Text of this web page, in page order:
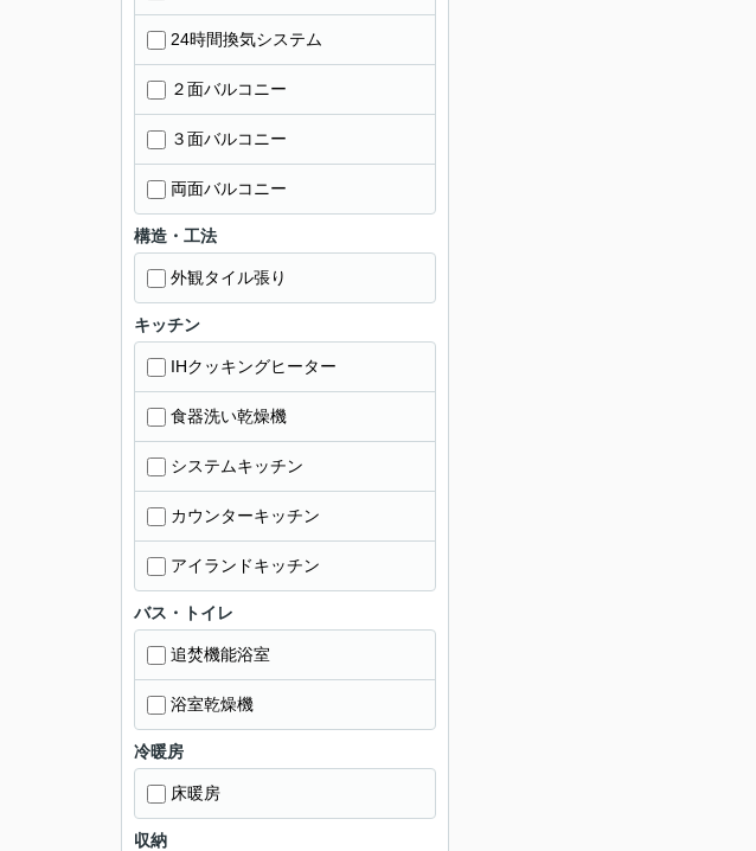
24時間換気システム
２面バルコニー
３面バルコニー
両面バルコニー
構造・工法
外観タイル張り
キッチン
IHクッキングヒーター
食器洗い乾燥機
システムキッチン
カウンターキッチン
アイランドキッチン
バス・トイレ
追焚機能浴室
浴室乾燥機
冷暖房
床暖房
収納